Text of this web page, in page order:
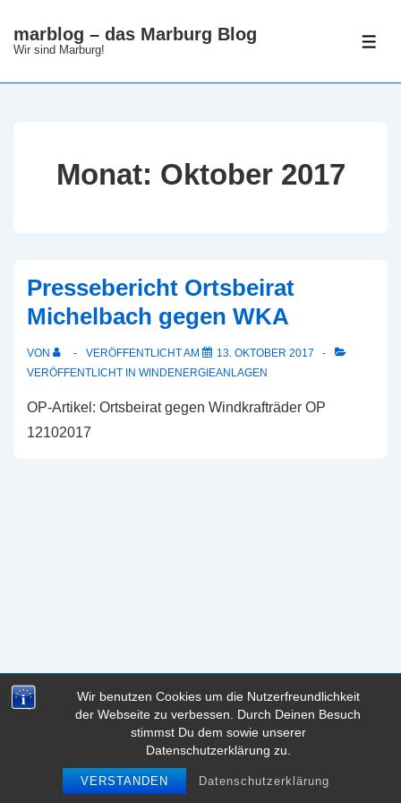
Wir benutzen Cookies um die Nutzerfreundlichkeit
der Webseite zu verbessen. Durch Deinen Besuch
stimmst Du dem sowie unserer
Datenschutzerklärung zu.
VERSTANDEN Datenschutzerklärung
Zummarblog – das Marburg Blog
Wir sind Marburg!
Monat: Oktober 2017
Pressebericht Ortsbeirat
Michelbach gegen WKA
VON VERÖFFENTLICHT AM
13. OKTOBER 2017
VERÖFFENTLICHT IN WINDENERGIEANLAGEN
OP-Artikel: Ortsbeirat gegen Windkrafträder OP
12102017
Copyright © 2026marblog - das Marburg Blog| Präsentiert
Responsive-Theme